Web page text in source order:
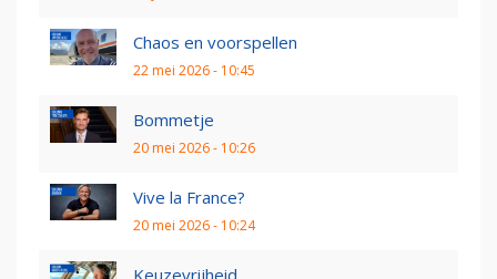
Chaos en voorspellen
22 mei 2026 - 10:45
Bommetje
20 mei 2026 - 10:26
Vive la France?
20 mei 2026 - 10:24